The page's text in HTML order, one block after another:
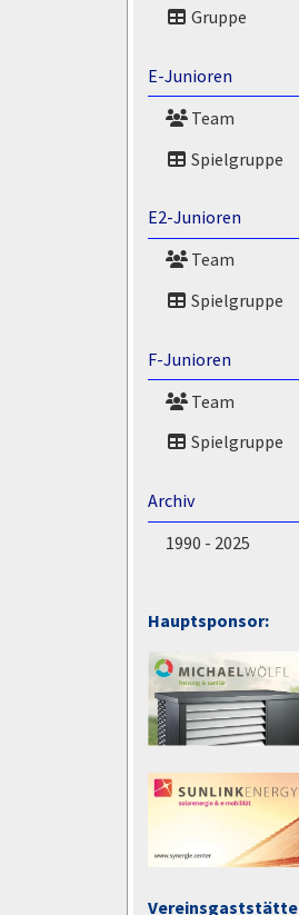
Gruppe
E-Junioren
Team
Spielgruppe
E2-Junioren
Team
Spielgruppe
F-Junioren
Team
Spielgruppe
Archiv
1990 - 2025
Hauptsponsor:
Vereinsgaststätte